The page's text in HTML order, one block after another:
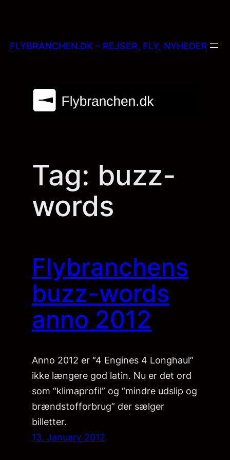
content
FLYBRANCHEN.DK – REJSER, FLY, NYHEDER
Tag: buzz-
words
Flybranchens
buzz-words
anno 2012
Anno 2012 er “4 Engines 4 Longhaul”
ikke længere god latin. Nu er det ord
som “klimaprofil” og “mindre udslip og
brændstofforbrug” der sælger
billetter.
13. January 2012